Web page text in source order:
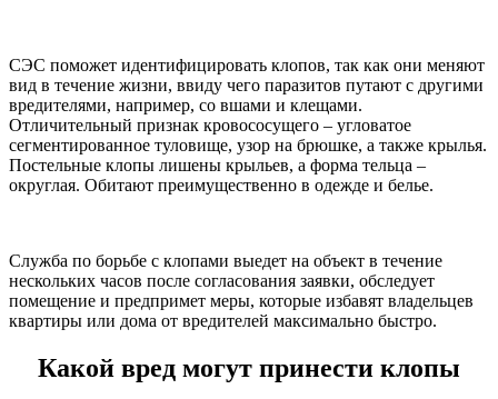
СЭС поможет идентифицировать клопов, так как они меняют
вид в течение жизни, ввиду чего паразитов путают с другими
вредителями, например, со вшами и клещами.
Отличительный признак кровососущего – угловатое
сегментированное туловище, узор на брюшке, а также крылья.
Постельные клопы лишены крыльев, а форма тельца –
округлая. Обитают преимущественно в одежде и белье.
Служба по борьбе с клопами выедет на объект в течение
нескольких часов после согласования заявки, обследует
помещение и предпримет меры, которые избавят владельцев
квартиры или дома от вредителей максимально быстро.
Какой вред могут принести клопы